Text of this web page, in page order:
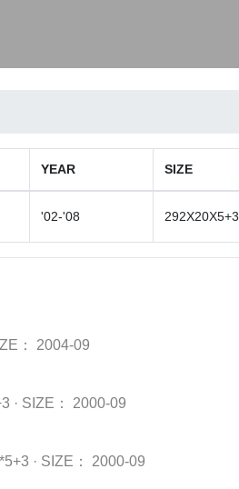
YEAR SIZE
'02-'08 292X20X5+3
： 2004-09
· SIZE： 2000-09
· SIZE： 2000-09